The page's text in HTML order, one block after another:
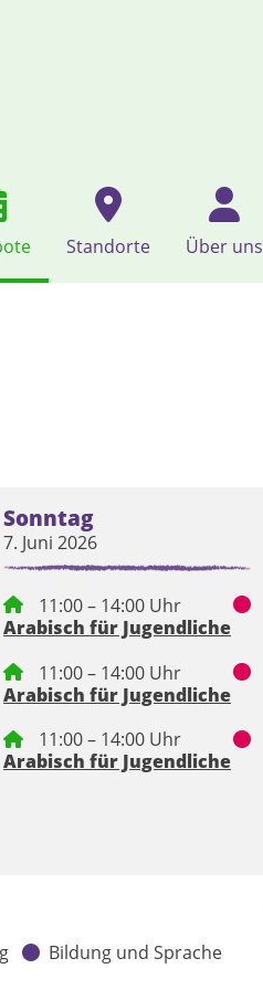
Standorte Über uns
Sonntag
7. Juni 2026
11:00 – 14:00 Uhr
Arabisch für Jugendliche
11:00 – 14:00 Uhr
Arabisch für Jugendliche
11:00 – 14:00 Uhr
Arabisch für Jugendliche
Bildung und Sprache